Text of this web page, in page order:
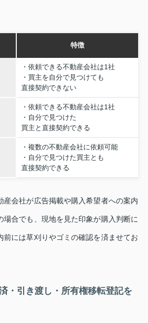
特徴
・依頼できる不動産会社は1社
・買主を自分で見つけても
直接契約できない
・依頼できる不動産会社は1社
・自分で見つけた
買主と直接契約できる
・複数の不動産会社に依頼可能
・自分で見つけた買主とも
直接契約できる
産会社が広告掲載や購入希望者への案内
場合でも、現地を見た印象が購入判断に
前には草刈りやゴミの確認を済ませてお
・引き渡し・所有権移転登記を